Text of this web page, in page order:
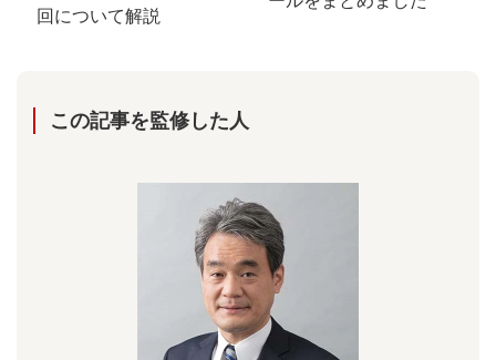
回について解説
この記事を監修した⼈